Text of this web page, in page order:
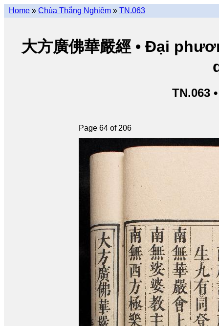
Home » Chùa Thắng Nghiêm » TN.063
大方廣佛華嚴經 • Đại
TN.063
Page 64 of 206